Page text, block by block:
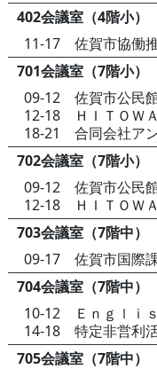
402会議室（4階小）
11-17 佐賀市協働
701会議室（7階小）
09-12 佐賀市公民館
12-18 ＨＩＴＯＷＡ
18-21 合同会社ア
702会議室（7階小）
09-12 佐賀市公民館
12-18 ＨＩＴＯＷ
703会議室（7階中）
09-17 佐賀市国際
704会議室（7階中）
10-12 Ｅｎｇｌｉ
14-18 特定非営利
705会議室（7階中）